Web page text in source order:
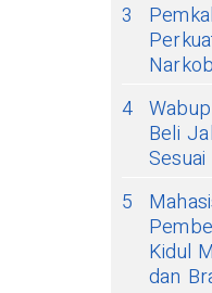
3
4
Beli
5
Kidul
dan